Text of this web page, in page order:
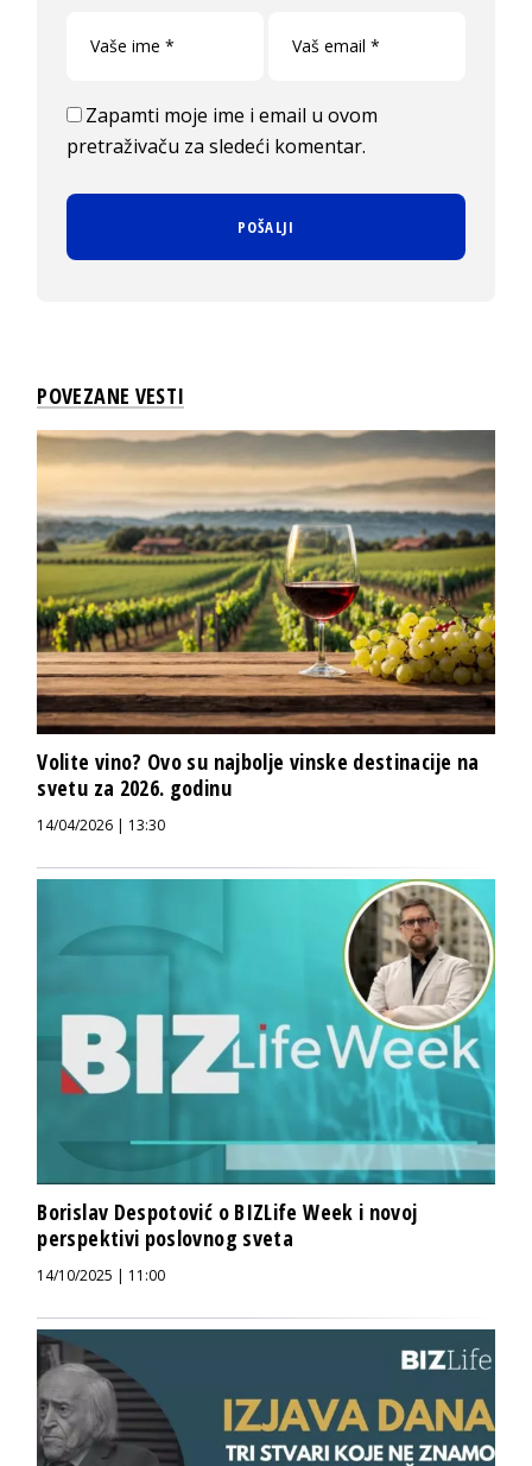
Zapamti moje ime i email u ovom
pretraživaču za sledeći komentar.
POVEZANE VESTI
Volite vino? Ovo su najbolje vinske destinacije na
svetu za 2026. godinu
14/04/2026 | 13:30
Borislav Despotović o BIZLife Week i novoj
perspektivi poslovnog sveta
14/10/2025 | 11:00